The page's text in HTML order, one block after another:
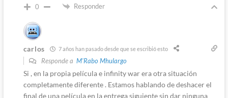
0 Responder
carlos 7 años han pasado desde que se escribió esto
Responde a M'Rabo Mhulargo
Si , en la propia película e infinity war era otra situación
completamente diferente . Estamos hablando de deshacer el
final de una película en la entrega siguiente sin dar ninguna